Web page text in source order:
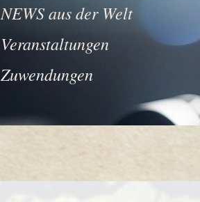
NEWS aus der Welt
Veranstaltungen
Zuwendungen